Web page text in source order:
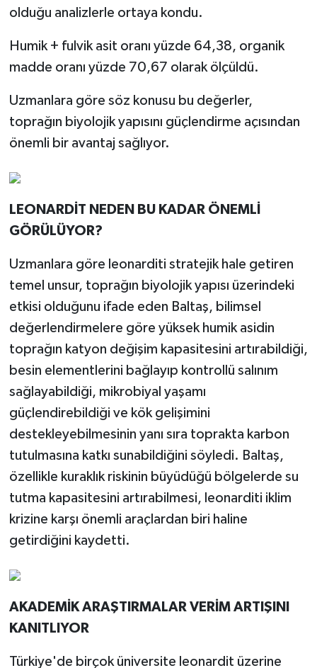
olduğu analizlerle ortaya kondu.
Humik + fulvik asit oranı yüzde 64,38, organik
madde oranı yüzde 70,67 olarak ölçüldü.
Uzmanlara göre söz konusu bu değerler,
toprağın biyolojik yapısını güçlendirme açısından
önemli bir avantaj sağlıyor.
LEONARDİT NEDEN BU KADAR ÖNEMLİ
GÖRÜLÜYOR?
Uzmanlara göre leonarditi stratejik hale getiren
temel unsur, toprağın biyolojik yapısı üzerindeki
etkisi olduğunu ifade eden Baltaş, bilimsel
değerlendirmelere göre yüksek humik asidin
toprağın katyon değişim kapasitesini artırabildiği,
besin elementlerini bağlayıp kontrollü salınım
sağlayabildiği, mikrobiyal yaşamı
güçlendirebildiği ve kök gelişimini
destekleyebilmesinin yanı sıra toprakta karbon
tutulmasına katkı sunabildiğini söyledi. Baltaş,
özellikle kuraklık riskinin büyüdüğü bölgelerde su
tutma kapasitesini artırabilmesi, leonarditi iklim
krizine karşı önemli araçlardan biri haline
getirdiğini kaydetti.
AKADEMİK ARAŞTIRMALAR VERİM ARTIŞINI
KANITLIYOR
Türkiye'de birçok üniversite leonardit üzerine